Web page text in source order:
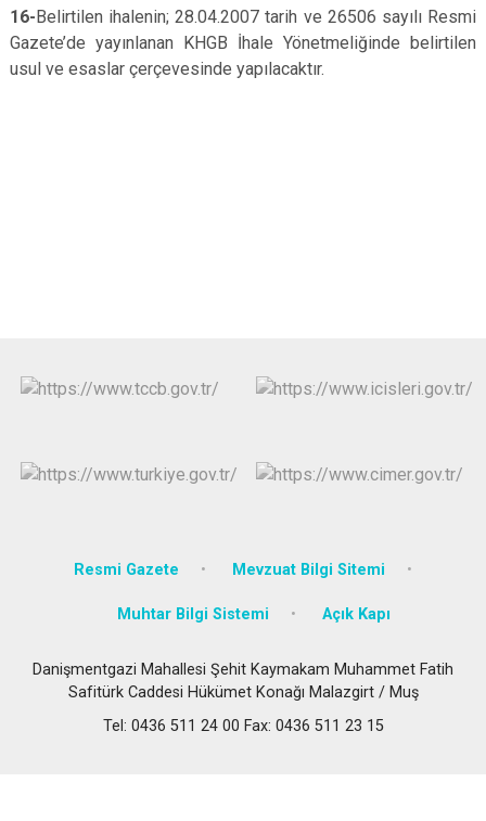
16-Belirtilen ihalenin; 28.04.2007 tarih ve 26506 sayılı Resmi
Gazete’de yayınlanan KHGB İhale Yönetmeliğinde belirtilen
usul ve esaslar çerçevesinde yapılacaktır.
Resmi Gazete Mevzuat Bilgi Sitemi
Muhtar Bilgi Sistemi Açık Kapı
Danişmentgazi Mahallesi Şehit Kaymakam Muhammet Fatih
Safitürk Caddesi Hükümet Konağı Malazgirt / Muş
Tel: 0436 511 24 00 Fax: 0436 511 23 15